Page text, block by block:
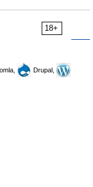
18+
Drupal,